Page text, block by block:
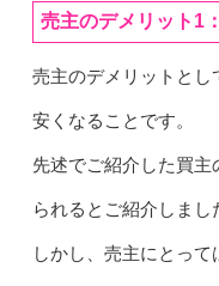
売主のデメリット1
売主のデメリットとし
安くなることです。
先述でご紹介した買
られるとご紹介しまし
しかし、売主にとっ